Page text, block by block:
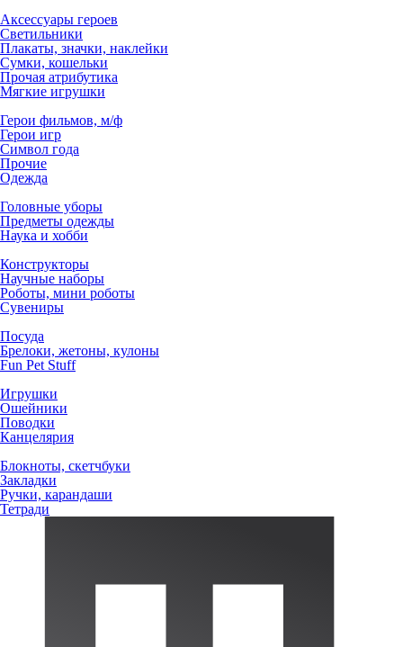
Аксессуары героев
Светильники
Плакаты, значки, наклейки
Сумки, кошельки
Прочая атрибутика
Мягкие игрушки
Герои фильмов, м/ф
Герои игр
Символ года
Прочие
Одежда
Головные уборы
Предметы одежды
Наука и хобби
Конструкторы
Научные наборы
Роботы, мини роботы
Сувениры
Посуда
Брелоки, жетоны, кулоны
Fun Pet Stuff
Игрушки
Ошейники
Поводки
Канцелярия
Блокноты, скетчбуки
Закладки
Ручки, карандаши
Тетради